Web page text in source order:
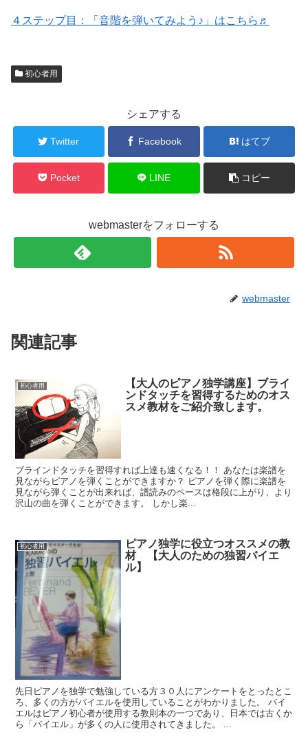
４ステップ目：「音階を弾いてみよう♪」はこちら♬
初心者用
シェアする
Twitter Facebook はてブ
Pocket LINE コピー
webmasterをフォローする
webmaster
関連記事
初心者用
【大人のピアノ独学講座】ブライ
ンドタッチを習得するためのオス
スメ教材をご紹介致します。
ブラインドタッチを習得すれば上達も速くなる！！ あなたは楽譜を
見ながらピアノを弾くことができますか？ ピアノを弾く際に楽譜を
見ながら弾くことが出来れば、譜読みのペースは格段に上がり、より
沢山の曲を弾くことができます。 しかし楽...
初心者用
ピアノ独学に役立つオススメの教
材 【大人のための独習バイエ
ル】
先日ピアノを独学で勉強している方３０人にアンケートをとったとこ
ろ、多くの方がバイエルを使用していることがわかりました。 バイ
エルはピアノ初心者が使用する教則本の一つであり、日本では古くか
ら「バイエル」が多くの人に使用されてきました。 ...